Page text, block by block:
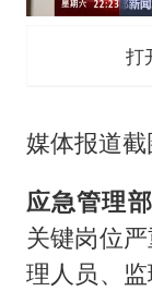
打
媒体报道截
应急管理
关键岗位
理人员、